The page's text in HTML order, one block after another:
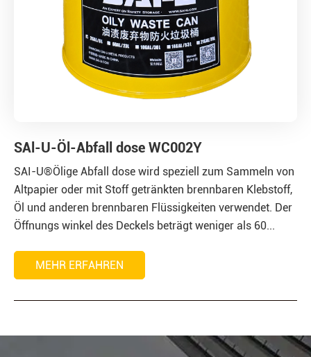
SAl-U-Öl-Abfall dose WC002Y
SAI-U®Ölige Abfall dose wird speziell zum Sammeln von
Altpapier oder mit Stoff getränkten brennbaren Klebstoff,
Öl und anderen brennbaren Flüssigkeiten verwendet. Der
Öffnungs winkel des Deckels beträgt weniger als 60...
MEHR ERFAHREN